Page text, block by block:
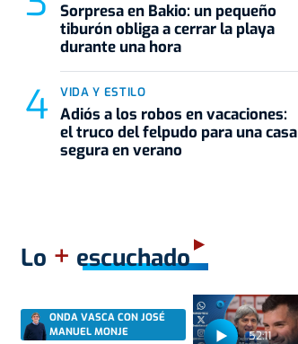
Sorpresa en Bakio: un pequeño
tiburón obliga a cerrar la playa
durante una hora
VIDA Y ESTILO
Adiós a los robos en vacaciones:
el truco del felpudo para una casa
segura en verano
Lo + escuchado
52:11
ONDA VASCA CON JOSÉ
MANUEL MONJE